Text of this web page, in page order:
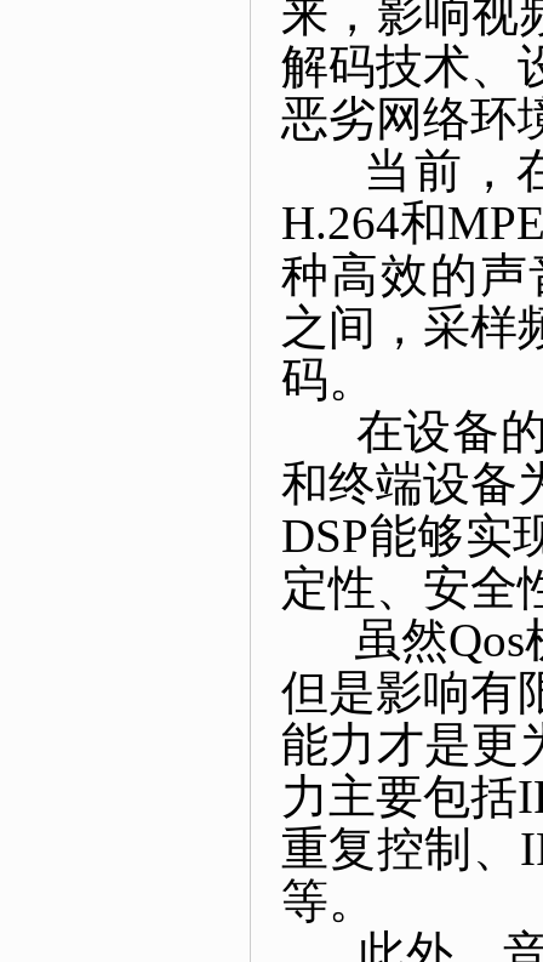
来，影响视
解码技术、
恶劣网络环
当前，在
H.264和
种高效的声
之间，采样
码。
在设备的
和终端设备
DSP能够实
定性、安全
虽然Qos
但是影响有
能力才是更
力主要包括
重复控制、
等。